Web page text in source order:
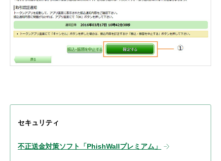
セキュリティ
不正送金対策ソフト「PhishWallプレミアム」